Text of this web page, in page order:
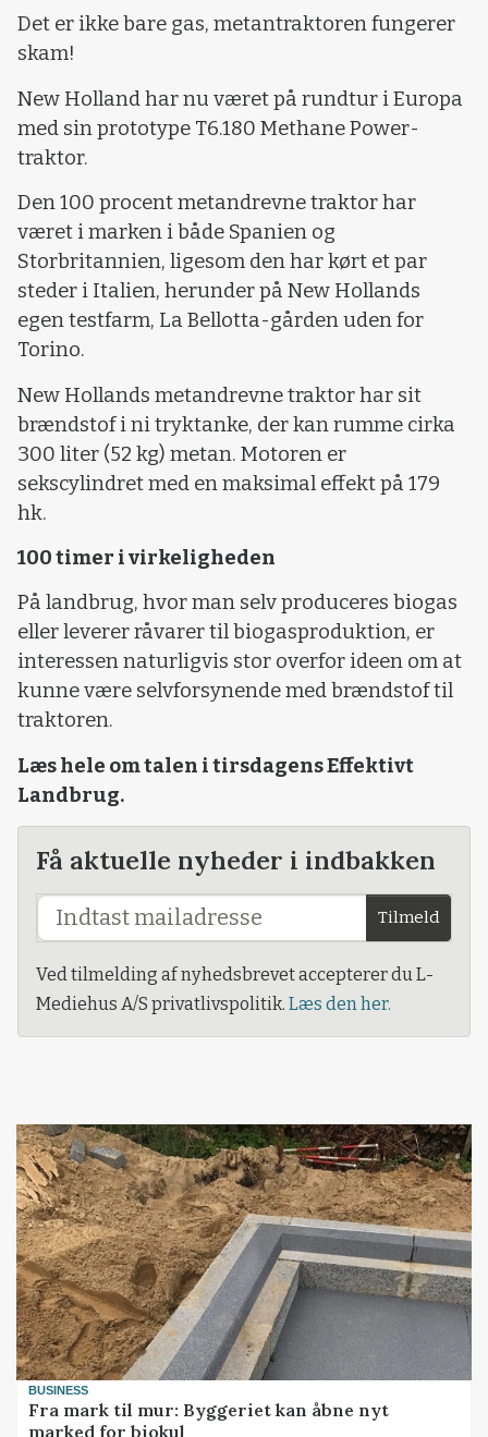
Det er ikke bare gas, metantraktoren fungerer
skam!
New Holland har nu været på rundtur i Europa
med sin prototype T6.180 Methane Power-
traktor.
Den 100 procent metandrevne traktor har
været i marken i både Spanien og
Storbritannien, ligesom den har kørt et par
steder i Italien, herunder på New Hollands
egen testfarm, La Bellotta-gården uden for
Torino.
New Hollands metandrevne traktor har sit
brændstof i ni tryktanke, der kan rumme cirka
300 liter (52 kg) metan. Motoren er
sekscylindret med en maksimal effekt på 179
hk.
100 timer i virkeligheden
På landbrug, hvor man selv produceres biogas
eller leverer råvarer til biogasproduktion, er
interessen naturligvis stor overfor ideen om at
kunne være selvforsynende med brændstof til
traktoren.
Læs hele om talen i tirsdagens Effektivt
Landbrug.
Få aktuelle nyheder i indbakken
Tilmeld
Ved tilmelding af nyhedsbrevet accepterer du L-
Mediehus A/S privatlivspolitik. Læs den her.
BUSINESS
Fra mark til mur: Byggeriet kan åbne nyt
marked for biokul